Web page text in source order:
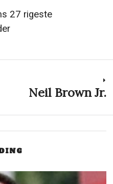
27 rigeste
Neil Brown Jr.